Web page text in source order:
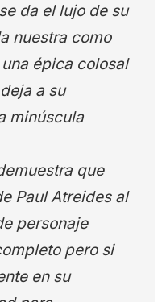
da el lujo de su
nuestra como
épica colosal
a su
minúscula
que
Paul Atreides al
personaje
pero si
en su